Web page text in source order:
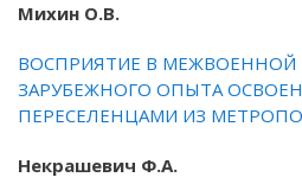
Михин О.В.
ВОСПРИЯТИЕ В
ЗАРУБЕЖНОГО ОПЫТА
ПЕРЕСЕЛЕНЦАМИ ИЗ
Некрашевич Ф.А.